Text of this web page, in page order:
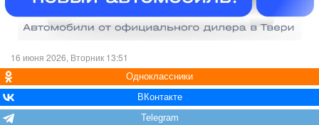
16 июня 2026, Вторник 13:51
Одноклассники
ВКонтакте
Telegram